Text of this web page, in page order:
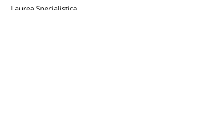
Laurea Specialistica